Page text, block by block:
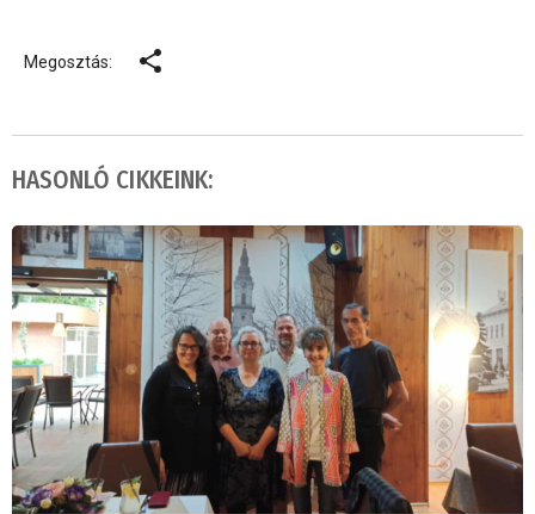
Megosztás:
HASONLÓ CIKKEINK: